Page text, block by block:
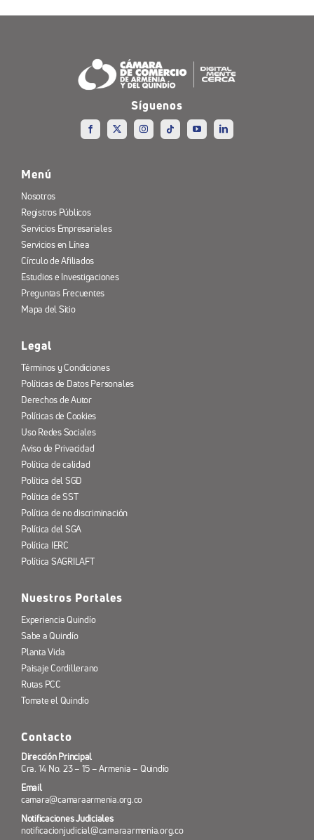
Síguenos
Menú
Nosotros
Registros Públicos
Servicios Empresariales
Servicios en Línea
Círculo de Afiliados
Estudios e Investigaciones
Preguntas Frecuentes
Mapa del Sitio
Legal
Términos y Condiciones
Políticas de Datos Personales
Derechos de Autor
Políticas de Cookies
Uso Redes Sociales
Aviso de Privacidad
Política de calidad
Política del SGD
Política de SST
Política de no discriminación
Política del SGA
Política IERC
Política SAGRILAFT
Nuestros Portales
Experiencia Quindío
Sabe a Quindío
Planta Vida
Paisaje Cordillerano
Rutas PCC
Tomate el Quindío
Contacto
Dirección Principal
Cra. 14 No. 23 – 15 – Armenia – Quindío
Email
camara@camaraarmenia.org.co
Notificaciones Judiciales
notificacionjudicial@camaraarmenia.org.co